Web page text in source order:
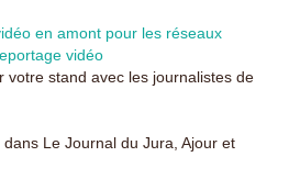
en amont pour les réseaux
vidéo
votre stand avec les journalistes de
Le Journal du Jura, Ajour et